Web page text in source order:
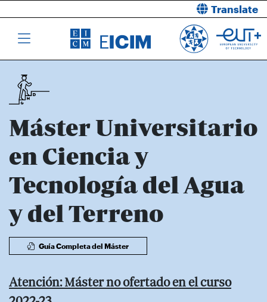
Translate
Máster Universitario
en Ciencia y
Tecnología del Agua
y del Terreno
Guía Completa del Máster
Atención: Máster no ofertado en el curso